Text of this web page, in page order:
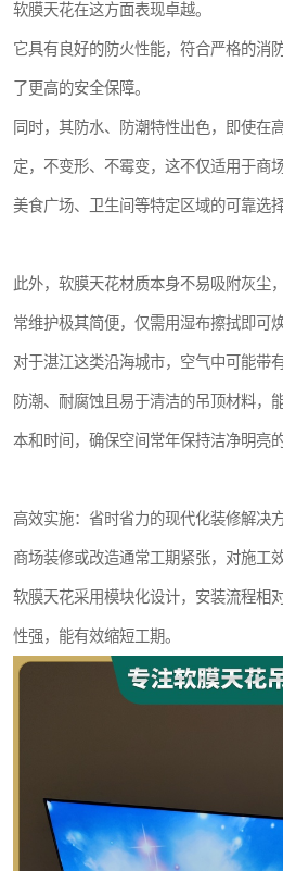
软膜天花在这方面表现卓越。
它具有良好的防火性能，符合严格的消
了更高的安全保障。
同时，其防水、防潮特性出色，即使在
定，不变形、不霉变，这不仅适用于商
美食广场、卫生间等特定区域的可靠选择
此外，软膜天花材质本身不易吸附灰尘
常维护极其简便，仅需用湿布擦拭即可
对于湛江这类沿海城市，空气中可能带
防潮、耐腐蚀且易于清洁的吊顶材料，
本和时间，确保空间常年保持洁净明亮
高效实施：省时省力的现代化装修解决
商场装修或改造通常工期紧张，对施工
软膜天花采用模块化设计，安装流程相
性强，能有效缩短工期。